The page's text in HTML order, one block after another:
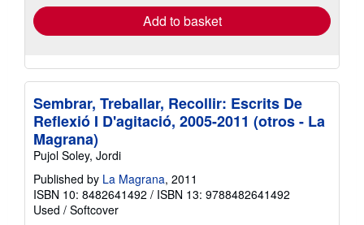
Add to basket
Sembrar, Treballar, Recollir: Escrits De
Reflexió I D'agitació, 2005-2011 (otros - La
Magrana)
Pujol Soley, Jordi
Published by La Magrana, 2011
ISBN 10: 8482641492 / ISBN 13: 9788482641492
Used / Softcover